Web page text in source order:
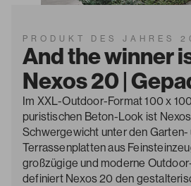
PRODUKT DES JAHRES
And the winner
Nexos 20 |
Im XXL-Outdoor-Format 100 x
puristischen Beton-Look ist
Schwergewicht unter den Garten-
Terrassenplatten aus
großzügige und moderne
definiert Nexos 20 den